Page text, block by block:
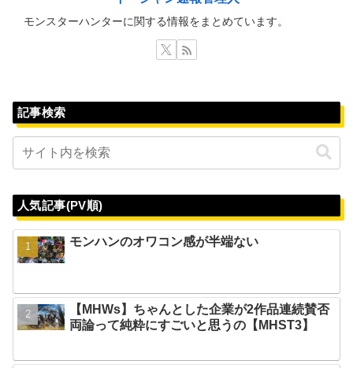
モンスターハンターに関する情報をまとめています。
記事検索
人気記事(PV順)
モンハンのオワコン感が半端ない
【MHWs】ちゃんとした企業が2作品連続賛否
両論って純粋にすごいと思うの【MHST3】